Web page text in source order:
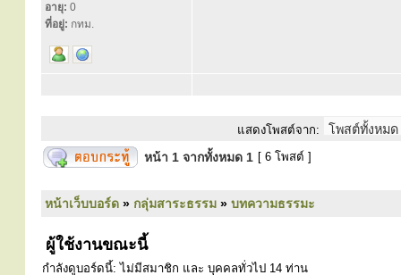
อายุ: 0
ที่อยู่: กทม.
แสดงโพสต์จาก:
หน้า 1 จากทั้งหมด 1 [ 6 โพสต์ ]
หน้าเว็บบอร์ด » กลุ่มสาระธรรม » บทความธรรมะ
ผู้ใช้งานขณะนี้
กำลังดูบอร์ดนี้: ไม่มีสมาชิก และ บุคคลทั่วไป 14 ท่าน